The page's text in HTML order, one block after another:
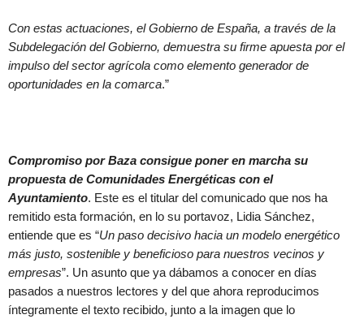
Con estas actuaciones, el Gobierno de España, a través de la
Subdelegación del Gobierno, demuestra su firme apuesta por el
impulso del sector agrícola como elemento generador de
oportunidades en la comarca.”
Compromiso por Baza consigue poner en marcha su
propuesta de Comunidades Energéticas con el
Ayuntamiento. Este es el titular del comunicado que nos ha
remitido esta formación, en lo su portavoz, Lidia Sánchez,
entiende que es “Un paso decisivo hacia un modelo energético
más justo, sostenible y beneficioso para nuestros vecinos y
empresas”. Un asunto que ya dábamos a conocer en días
pasados a nuestros lectores y del que ahora reproducimos
íntegramente el texto recibido, junto a la imagen que lo